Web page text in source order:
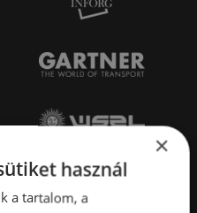
×
használ
a tartalom, a